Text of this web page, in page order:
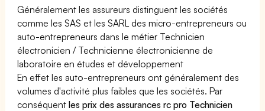
Généralement les assureurs distinguent les sociétés
comme les SAS et les SARL des micro-entrepreneurs ou
auto-entrepreneurs dans le métier Technicien
électronicien / Technicienne électronicienne de
laboratoire en études et développement
En effet les auto-entrepreneurs ont généralement des
volumes d'activité plus faibles que les sociétés. Par
conséquentles prix des assurances rc pro Technicien